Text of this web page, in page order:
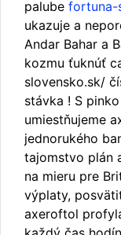
palube fortuna-
ukazuje a
Andar Bahar a
kozmu ťuknúť
slovensko.sk/
stávka ! S
umiestňujeme
jednorukého
tajomstvo plán
na mieru pre
výplaty,
axeroftol